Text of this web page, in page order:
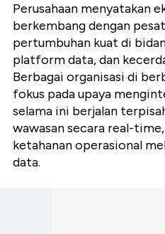
Perusahaan menyatakan
berkembang dengan
pertumbuhan kuat di
platform data, dan
Berbagai organisasi di
fokus pada upaya
selama ini berjalan
wawasan secara real-
ketahanan operasional
data.